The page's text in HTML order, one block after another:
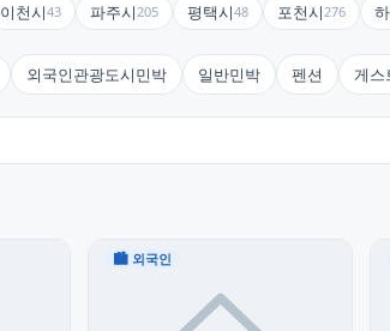
이천시43 파주시205 평택시48 포천시276
외국인관광도시민박 일반민박 펜션 게스
🏙 외국인